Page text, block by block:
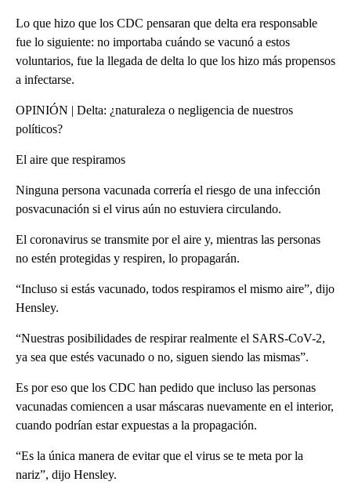
Lo que hizo que los CDC pensaran que delta era responsable
fue lo siguiente: no importaba cuándo se vacunó a estos
voluntarios, fue la llegada de delta lo que los hizo más propensos
a infectarse.
OPINIÓN | Delta: ¿naturaleza o negligencia de nuestros
políticos?
El aire que respiramos
Ninguna persona vacunada correría el riesgo de una infección
posvacunación si el virus aún no estuviera circulando.
El coronavirus se transmite por el aire y, mientras las personas
no estén protegidas y respiren, lo propagarán.
“Incluso si estás vacunado, todos respiramos el mismo aire”, dijo
Hensley.
“Nuestras posibilidades de respirar realmente el SARS-CoV-2,
ya sea que estés vacunado o no, siguen siendo las mismas”.
Es por eso que los CDC han pedido que incluso las personas
vacunadas comiencen a usar máscaras nuevamente en el interior,
cuando podrían estar expuestas a la propagación.
“Es la única manera de evitar que el virus se te meta por la
nariz”, dijo Hensley.